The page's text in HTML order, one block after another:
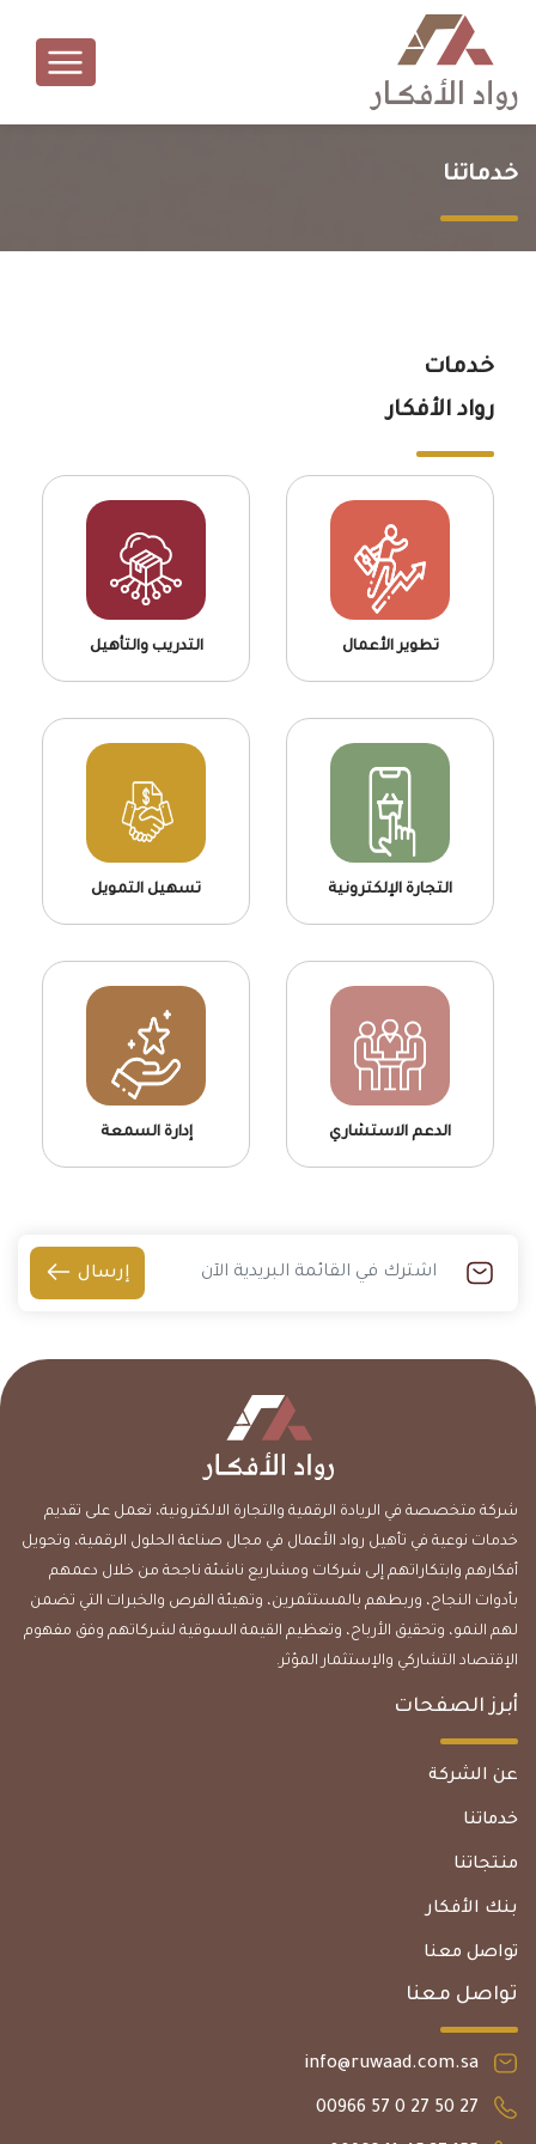
خدماتنا
خدمات
رواد الأفكار
تطوير الأعمال التدريب والتأهيل
التجارة الإلكترونية تسهيل التمويل
الدعم الاستشاري إدارة السمعة
إرسال
شركة متخصصة في الريادة الرقمية والتجارة الالكترونية، تعمل على تقديم
خدمات نوعية في تأهيل رواد الأعمال في مجال صناعة الحلول الرقمية، وتحويل
أفكارهم وابتكاراتهم إلى شركات ومشاريع ناشئة ناجحة من خلال دعمهم
بأدوات النجاح، وربطهم بالمستثمرين، وتهيئة الفرص والخبرات التي تضمن
لهم النمو، وتحقيق الأرباح، وتعظيم القيمة السوقية لشركاتهم وفق مفهوم
الإقتصاد التشاركي والإستثمار المؤثر.
أبرز الصفحات
عن الشركة
خدماتنا
منتجاتنا
بنك الأفكار
تواصل معنا
تواصل معنا
info@ruwaad.com.sa